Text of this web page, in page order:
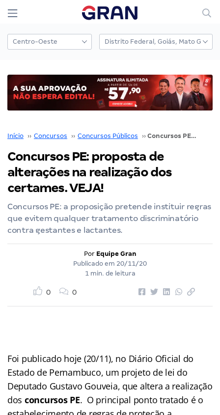
Início ›› Concursos ›› Concursos Públicos ›› Concursos PE: proposta de alterações na realização dos certames. VEJA!
Concursos PE: proposta de
alterações na realização dos
certames. VEJA!
Concursos PE: a proposição pretende instituir regras
que evitem qualquer tratamento discriminatório
contra gestantes e lactantes.
Por Equipe Gran
Publicado em 20/11/20
1 min. de leitura
0 0
Foi publicado hoje (20/11), no Diário Oficial do
Estado de Pernambuco, um projeto de lei do
Deputado Gustavo Gouveia, que altera a realização
dos concursos PE. O principal ponto tratado é o